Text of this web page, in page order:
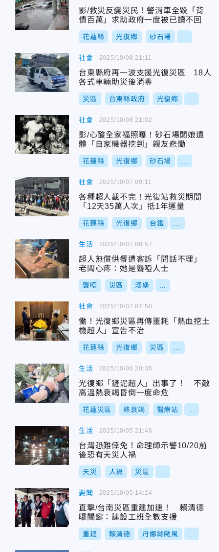
影/救災反變災民！警消車全毀「背
債百萬」求助政府一度被已讀不回
花蓮縣 光復鄉 砂石場
社會
台東縣府再一波支援光復災區 18人
各式車輛助災後消毒
災區 台東縣政府 光復鄉
2025/10/08 21:11
社會
影/心酸全家福照曝！砂石場闆娘遺
體「自家機器挖到」親友悲慟
花蓮縣 光復鄉 砂石場
2025/10/08 21:02
社會
各種超人載不完！光復站救災期間
「12天35萬人次」抵1年運量
花蓮縣 光復鄉 台鐵
2025/10/07 09:11
生活
超人無償供餐遭客訴「問話不理」
老闆心疼：她是聾啞人士
聾啞 災區 漢堡
2025/10/07 08:57
社會
慟！光復鄉災區再傳噩耗「熱血挖土
機超人」宣告不治
花蓮縣 光復鄉 災區
2025/10/07 07:50
生活
光復鄉「鏟泥超人」出事了！ 不敵
高溫熱衰竭昏倒一度命危
花蓮災區 熱衰竭 醫療站
2025/10/06 20:36
生活
台灣恐難倖免！命理師示警10/20前
後恐有天災人禍
天災 人禍 災區
2025/10/05 21:46
要聞
直擊/台南災區重建加速！ 賴清德
曝關鍵：建設工班全數支援
重建 賴清德 丹娜絲颱風
2025/10/05 14:24